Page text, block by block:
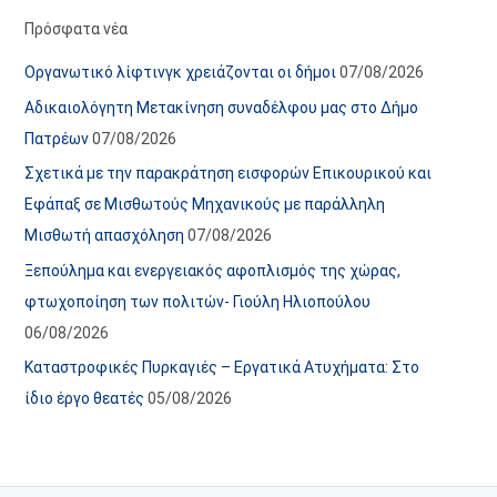
α
ρ
τ
ή
σ
ε
ω
ν
ε
ρ
θ
ρ
ω
ν
ι
σ
τ
ο
χ
ο
Πρόσφατα νέα
Οργανωτικό λίφτινγκ χρειάζονται οι δήμοι07/08/2026
Αδικαιολόγητη Μετακίνηση συναδέλφου μας στο Δήμο
Πατρέων07/08/2026
Σχετικά με την παρακράτηση εισφορών Επικουρικού και
Εφάπαξ σε Μισθωτούς Μηχανικούς με παράλληλη
Μισθωτή απασχόληση 07/08/2026
Ξεπούλημα και ενεργειακός αφοπλισμός της χώρας,
φτωχοποίηση των πολιτών- Γιούλη Ηλιοπούλου
06/08/2026
Καταστροφικές Πυρκαγιές – Εργατικά Ατυχήματα: Στο
ίδιο έργο θεατές 05/08/2026